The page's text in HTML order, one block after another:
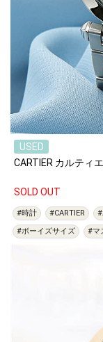
USED
CARTIER カルティ
SOLD OUT
#時計 #CARTIER #
#ボーイズサイズ
#マ